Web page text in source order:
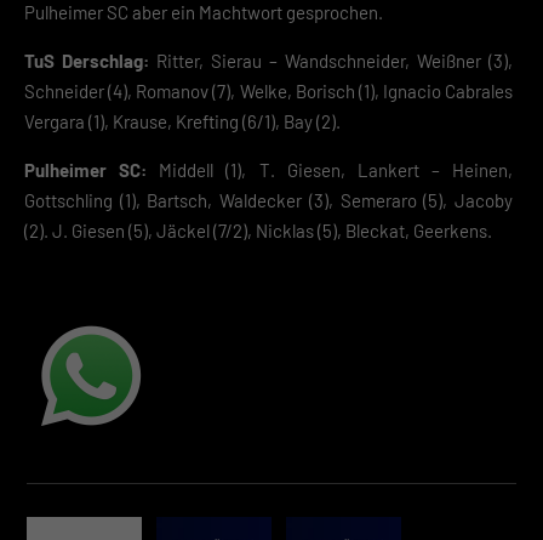
Pulheimer SC aber ein Machtwort gesprochen.
TuS Derschlag: Ritter, Sierau – Wandschneider, Weißner (3),
Schneider (4), Romanov (7), Welke, Borisch (1), Ignacio Cabrales
Vergara (1), Krause, Krefting (6/1), Bay (2).
Pulheimer SC: Middell (1), T. Giesen, Lankert – Heinen,
Gottschling (1), Bartsch, Waldecker (3), Semeraro (5), Jacoby
(2). J. Giesen (5), Jäckel (7/2), Nicklas (5), Bleckat, Geerkens.
Datenschutzerklärung